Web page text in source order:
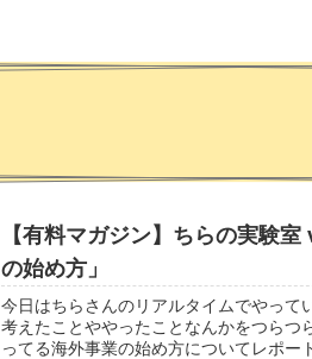
【有料マガジン】ちらの実験
の始め方」
今日はちらさんのリアルタイムでやって
考えたことややったことなんかをつらつ
ってる海外事業の始め方についてレポー